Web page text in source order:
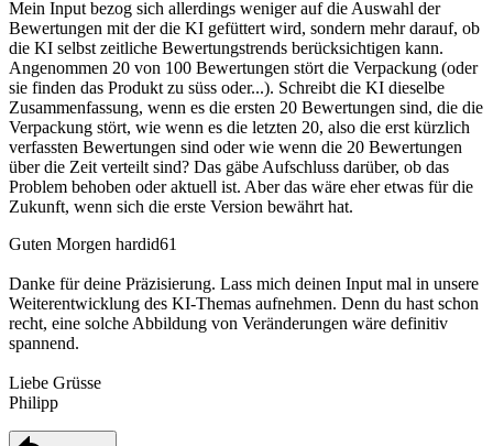
Mein Input bezog sich allerdings weniger auf die Auswahl der
Bewertungen mit der die KI gefüttert wird, sondern mehr darauf, ob
die KI selbst zeitliche Bewertungstrends berücksichtigen kann.
Angenommen 20 von 100 Bewertungen stört die Verpackung (oder
sie finden das Produkt zu süss oder...). Schreibt die KI dieselbe
Zusammenfassung, wenn es die ersten 20 Bewertungen sind, die die
Verpackung stört, wie wenn es die letzten 20, also die erst kürzlich
verfassten Bewertungen sind oder wie wenn die 20 Bewertungen
über die Zeit verteilt sind? Das gäbe Aufschluss darüber, ob das
Problem behoben oder aktuell ist. Aber das wäre eher etwas für die
Zukunft, wenn sich die erste Version bewährt hat.
Guten Morgen hardid61
Danke für deine Präzisierung. Lass mich deinen Input mal in unsere
Weiterentwicklung des KI-Themas aufnehmen. Denn du hast schon
recht, eine solche Abbildung von Veränderungen wäre definitiv
spannend.
Liebe Grüsse
Philipp